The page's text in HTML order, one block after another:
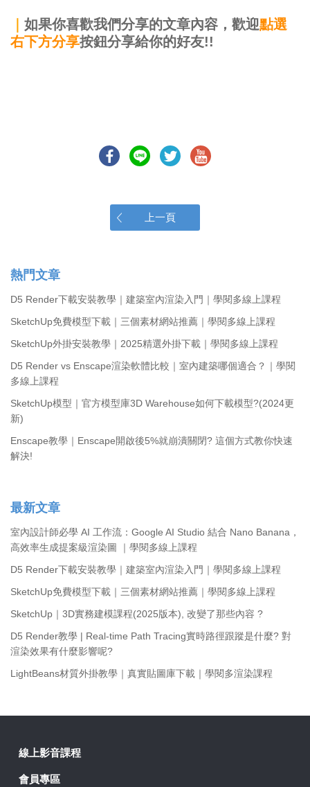
如果你喜歡我們分享的文章內容，歡迎點選
右下方分享按鈕分享給你的好友!!
上一頁
熱門文章
D5 Render下載安裝教學｜建築室內渲染入門｜學閱多線上課程
SketchUp免費模型下載｜三個素材網站推薦｜學閱多線上課程
SketchUp外掛安裝教學｜2025精選外掛下載｜學閱多線上課程
D5 Render vs Enscape渲染軟體比較｜室內建築哪個適合？｜學閱
多線上課程
SketchUp模型｜官方模型庫3D Warehouse如何下載模型?(2024更
新)
Enscape教學｜Enscape開啟後5%就崩潰關閉? 這個方式教你快速
解決!
最新文章
室內設計師必學 AI 工作流：Google AI Studio 結合 Nano Banana，
高效率生成提案級渲染圖 ｜學閱多線上課程
D5 Render下載安裝教學｜建築室內渲染入門｜學閱多線上課程
SketchUp免費模型下載｜三個素材網站推薦｜學閱多線上課程
SketchUp｜3D實務建模課程(2025版本), 改變了那些內容 ?
D5 Render教學 | Real-time Path Tracing實時路徑跟蹤是什麼? 對
渲染效果有什麼影響呢?
LightBeans材質外掛教學｜真實貼圖庫下載｜學閱多渲染課程
線上影音課程
會員專區